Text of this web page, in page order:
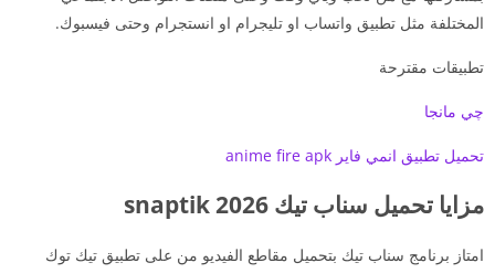
المختلفة مثل تطبيق واتساب او تليجرام او انستجرام وحتى فيسبوك.
تطبيقات مقترحة
چي مانجا
تحميل تطبيق انمي فاير anime fire apk
مزايا تحميل سناب تيك snaptik 2026
امتاز برنامج سناب تيك بتحميل مقاطع الفيديو من على تطبيق تيك توك